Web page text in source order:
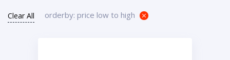
Clear All orderby: price low to high